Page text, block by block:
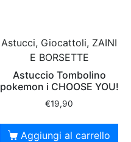
Astucci, Giocattoli, ZAINI
E BORSETTE
Astuccio Tombolino
pokemon i CHOOSE YOU!
€19,90
Aggiungi al carrello